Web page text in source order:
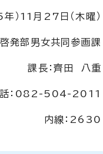
）11月27日（木曜）
発部男女共同参画課
課長：齊田 八重
：082-504-2011
内線：2630